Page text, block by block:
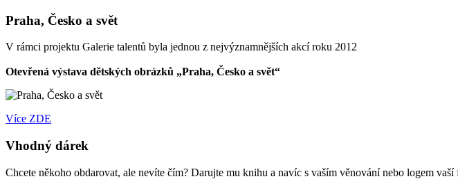
Praha, Česko a svět
V rámci projektu Galerie talentů byla jednou z nejvýznamnějších akcí roku 2012
Otevřená výstava dětských obrázků „Praha, Česko a svět“
Více ZDE
Vhodný dárek
Chcete někoho obdarovat, ale nevíte čím? Darujte mu knihu a navíc s vaším věnování nebo logem vaší